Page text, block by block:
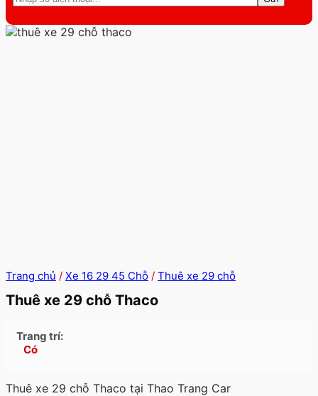
Trang chủ / Xe 16 29 45 Chỗ / Thuê xe 29 chỗ
Thuê xe 29 chỗ Thaco
Trang trí:
Có
Thuê xe 29 chỗ Thaco tại Thao Trang Car